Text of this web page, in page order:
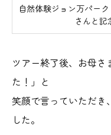
自然体験ジョン万パー
さんと記
ツアー終了後、お母
た！」と
笑顔で言っていただき
した。